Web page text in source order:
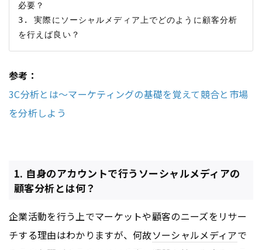
必要？
3. 実際にソーシャルメディア上でどのように顧客分析
参考：
3C分析とは〜マーケティングの基礎を覚えて競合と市場
を分析しよう
1. 自身のアカウントで行うソーシャルメディアの
顧客分析とは何？
企業活動を行う上でマーケットや顧客のニーズをリサー
チする理由はわかりますが、何故ソーシャルメディアで